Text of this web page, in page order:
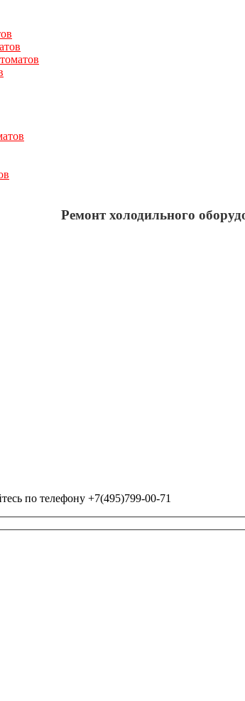
Ремонт холодильного
по телефону +7(495)799-00-71